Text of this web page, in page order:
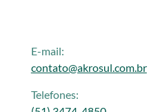
E-mail:
contato@akrosul.com.br
Telefones: